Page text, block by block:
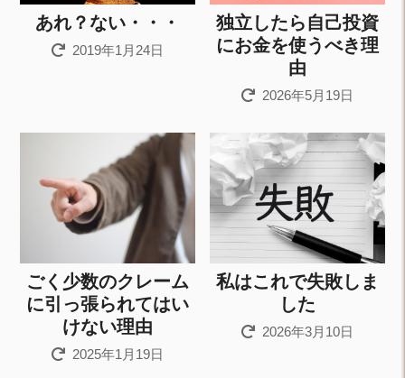
あれ？ない・・・
2019年1月24日
独立したら自己投資
にお金を使うべき理
由
2026年5月19日
ごく少数のクレーム
に引っ張られてはい
けない理由
2025年1月19日
私はこれで失敗しま
した
2026年3月10日